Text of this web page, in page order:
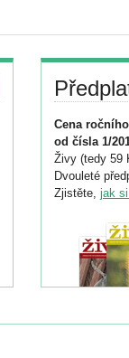
Cena
od čísla 1/
Živy (tedy 59
Dvouleté
Zjistěte, jak